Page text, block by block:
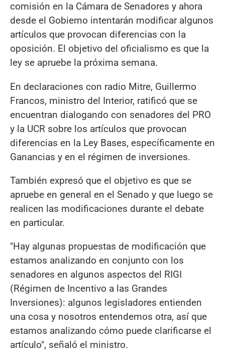
comisión en la Cámara de Senadores y ahora
desde el Gobierno intentarán modificar algunos
artículos que provocan diferencias con la
oposición. El objetivo del oficialismo es que la
ley se apruebe la próxima semana.
En declaraciones con radio Mitre, Guillermo
Francos, ministro del Interior, ratificó que se
encuentran dialogando con senadores del PRO
y la UCR sobre los artículos que provocan
diferencias en la Ley Bases, específicamente en
Ganancias y en el régimen de inversiones.
También expresó que el objetivo es que se
apruebe en general en el Senado y que luego se
realicen las modificaciones durante el debate
en particular.
"Hay algunas propuestas de modificación que
estamos analizando en conjunto con los
senadores en algunos aspectos del RIGI
(Régimen de Incentivo a las Grandes
Inversiones): algunos legisladores entienden
una cosa y nosotros entendemos otra, así que
estamos analizando cómo puede clarificarse el
artículo", señaló el ministro.